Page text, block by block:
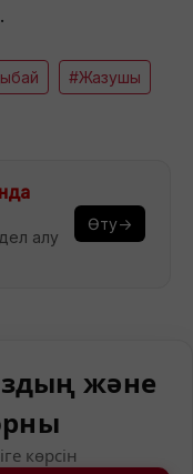
#Жазушы
алу
Өту→
және
көрсін